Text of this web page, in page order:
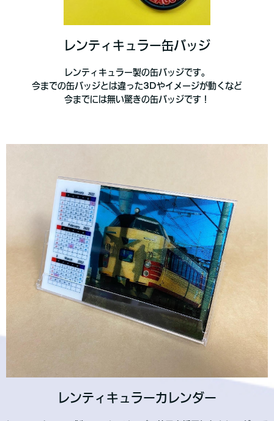
レンティキュラー缶バッジ
レンティキュラー製の缶バッジです。
今までの缶バッジとは違った3Dやイメージが動くなど
今までには無い驚きの缶バッジです！
レンティキュラーカレンダー